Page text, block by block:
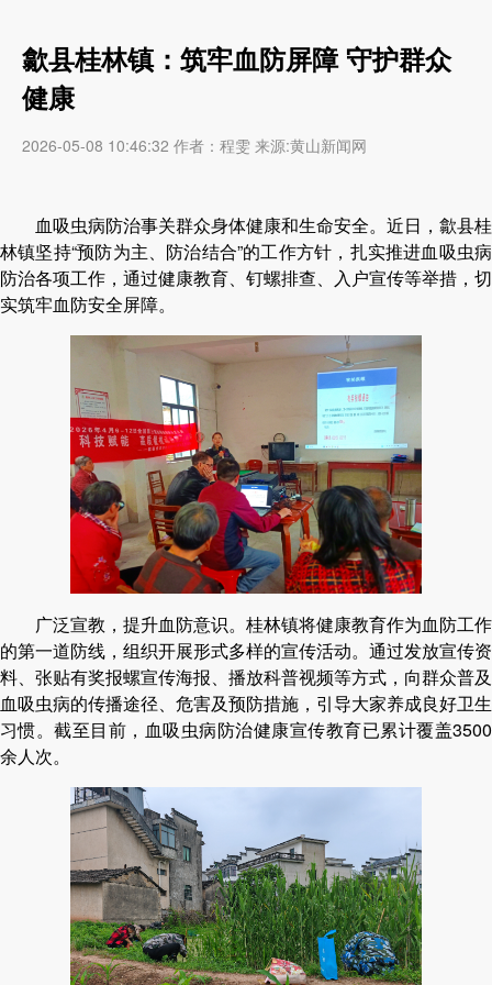
歙县桂林镇：筑牢血防屏障 守护群众
健康
2026-05-08 10:46:32 作者：程雯 来源:黄山新闻网
血吸虫病防治事关群众身体健康和生命安全。近日，歙县桂
林镇坚持“预防为主、防治结合”的工作方针，扎实推进血吸虫病
防治各项工作，通过健康教育、钉螺排查、入户宣传等举措，切
实筑牢血防安全屏障。
广泛宣教，提升血防意识。桂林镇将健康教育作为血防工作
的第一道防线，组织开展形式多样的宣传活动。通过发放宣传资
料、张贴有奖报螺宣传海报、播放科普视频等方式，向群众普及
血吸虫病的传播途径、危害及预防措施，引导大家养成良好卫生
习惯。截至目前，血吸虫病防治健康宣传教育已累计覆盖3500
余人次。